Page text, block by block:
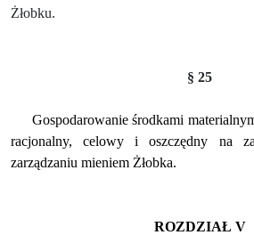
Żłobku.
§ 25
Gospodarowanie środkami
racjonalny, celowy i oszczędny na
zarządzaniu mieniem Żłobka.
ROZDZIAŁ V